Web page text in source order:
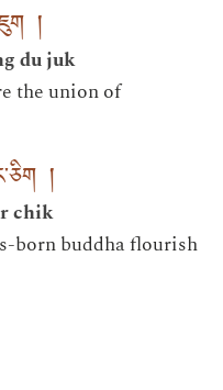
།
du juk
the union of
།
chik
born buddha flourish